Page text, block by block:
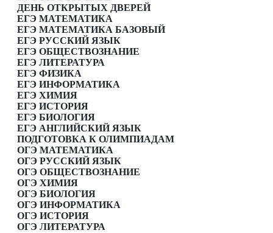
ДЕНЬ ОТКРЫТЫХ ДВЕРЕЙ
ЕГЭ МАТЕМАТИКА
ЕГЭ МАТЕМАТИКА БАЗОВЫЙ
ЕГЭ РУССКИЙ ЯЗЫК
ЕГЭ ОБЩЕСТВОЗНАНИЕ
ЕГЭ ЛИТЕРАТУРА
ЕГЭ ФИЗИКА
ЕГЭ ИНФОРМАТИКА
ЕГЭ ХИМИЯ
ЕГЭ ИСТОРИЯ
ЕГЭ БИОЛОГИЯ
ЕГЭ АНГЛИЙСКИЙ ЯЗЫК
ПОДГОТОВКА К ОЛИМПИАДАМ
ОГЭ МАТЕМАТИКА
ОГЭ РУССКИЙ ЯЗЫК
ОГЭ ОБЩЕСТВОЗНАНИЕ
ОГЭ ХИМИЯ
ОГЭ БИОЛОГИЯ
ОГЭ ИНФОРМАТИКА
ОГЭ ИСТОРИЯ
ОГЭ ЛИТЕРАТУРА